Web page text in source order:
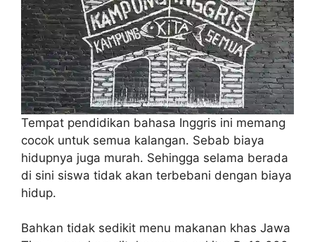
Tempat pendidikan bahasa Inggris ini memang
cocok untuk semua kalangan. Sebab biaya
hidupnya juga murah. Sehingga selama berada
di sini siswa tidak akan terbebani dengan biaya
hidup.
Bahkan tidak sedikit menu makanan khas Jawa